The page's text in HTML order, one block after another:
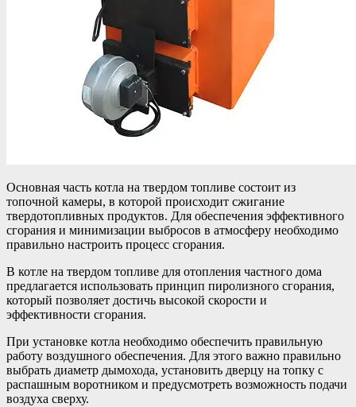
Основная часть котла на твердом топливе состоит из
топочной камеры, в которой происходит сжигание
твердотопливных продуктов. Для обеспечения эффективного
сгорания и минимизации выбросов в атмосферу необходимо
правильно настроить процесс сгорания.
В котле на твердом топливе для отопления частного дома
предлагается использовать принцип пиролизного сгорания,
который позволяет достичь высокой скорости и
эффективности сгорания.
При установке котла необходимо обеспечить правильную
работу воздушного обеспечения. Для этого важно правильно
выбрать диаметр дымохода, установить дверцу на топку с
распашным воротником и предусмотреть возможность подачи
воздуха сверху.